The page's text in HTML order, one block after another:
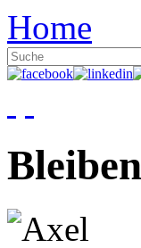
Home